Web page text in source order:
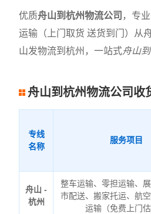
优质舟山到杭州物流公司 ，专
运输（上门取货 送货到门）从
山发物流到杭州，一站式舟山
舟山到杭州物流公司收
专线
名称
服务项目
舟山 -
杭州
整车运输、零担运输、
市配送、搬家托运、航
运输（免费上门估